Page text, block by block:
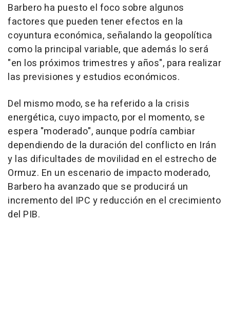
Barbero ha puesto el foco sobre algunos
factores que pueden tener efectos en la
coyuntura económica, señalando la geopolítica
como la principal variable, que además lo será
"en los próximos trimestres y años", para realizar
las previsiones y estudios económicos.
Del mismo modo, se ha referido a la crisis
energética, cuyo impacto, por el momento, se
espera "moderado", aunque podría cambiar
dependiendo de la duración del conflicto en Irán
y las dificultades de movilidad en el estrecho de
Ormuz. En un escenario de impacto moderado,
Barbero ha avanzado que se producirá un
incremento del IPC y reducción en el crecimiento
del PIB.